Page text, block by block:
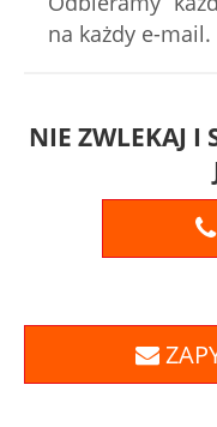
na każdy e-mail.
NIE ZWLEKAJ I